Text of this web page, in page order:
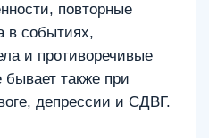
повторные
в событиях,
и противоречивые
бывает также при
депрессии и СДВГ.